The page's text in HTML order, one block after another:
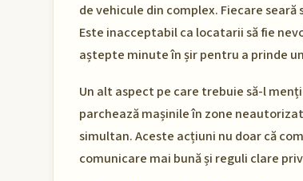
de vehicule din complex. Fiecare
Este inacceptabil ca locatarii să fie
aștepte minute în șir pentru a prinde
Un alt aspect pe care trebuie să-l
parchează mașinile în zone
simultan. Aceste acțiuni nu doar că
comunicare mai bună și reguli clare